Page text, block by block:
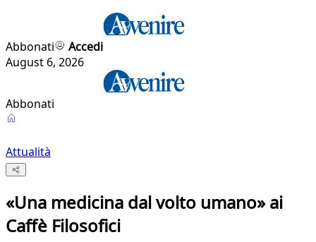
Abbonati
Accedi
August 6, 2026
Abbonati
Attualità
«Una medicina dal volto umano» ai
Caffè Filosofici